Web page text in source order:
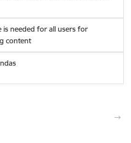
is needed for all users for
content